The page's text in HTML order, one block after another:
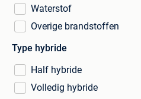
Waterstof
Overige brandstoffen
Type hybride
Half hybride
Volledig hybride